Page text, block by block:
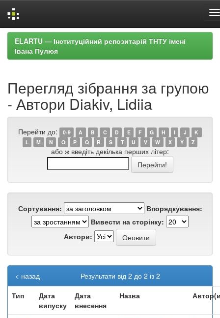
Skip
navigation
ELARTU — Інституційний репозитарій ТНТУ імені
Івана Пулюя
Перегляд зібрання за групою
- Автори Diakiv, Lidiia
Перейти до: 0-9 A B C D E F G H I J
K
L
M N O P Q R S T U V W X Y Z
або ж введіть декілька перших літер:
Сортування:
Впорядкування:
Вивести на сторінку:
Автори:
Результати від 2 до 2 із 2
< назад
Тип
Дата
випуску
Дата
внесення
Назва